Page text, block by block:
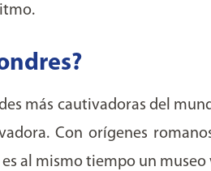
más cautivadoras del
Con orígenes
al mismo tiempo un